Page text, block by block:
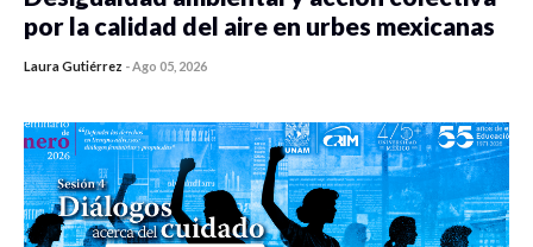
por la calidad del aire en urbes mexicanas
Laura Gutiérrez -Ago 05, 2026